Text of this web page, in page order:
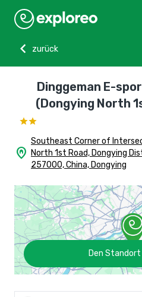
chevron_left
zurück
Dinggeman E-
(Dongying North
home_pin
Southeast Corner of
North 1st Road, Dongying
257000, China, Dongying
Den